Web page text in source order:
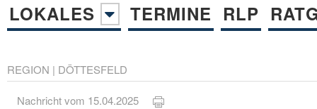
LOKALES
TERMINE RLP
REGION | DÖTTESFELD
Nachricht vom 15.04.2025